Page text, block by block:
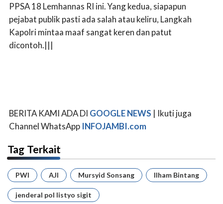
PPSA 18 Lemhannas RI ini. Yang kedua, siapapun
pejabat publik pasti ada salah atau keliru, Langkah
Kapolri mintaa maaf sangat keren dan patut
dicontoh.|||
BERITA KAMI ADA DI GOOGLE NEWS | Ikuti juga
Channel WhatsApp INFOJAMBI.com
Tag Terkait
PWI AJI Mursyid Sonsang Ilham Bintang
jenderal pol listyo sigit